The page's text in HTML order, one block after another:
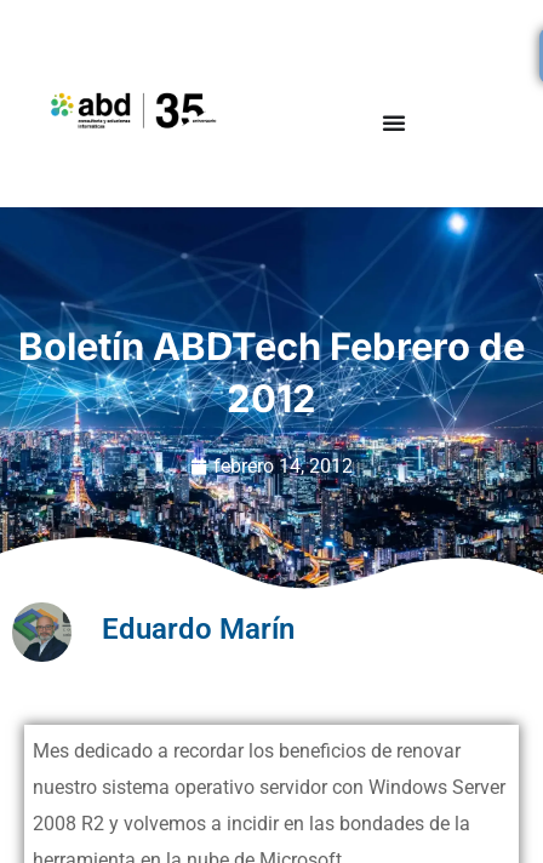
Boletín ABDTech Febrero de
2012
febrero 14, 2012
Eduardo Marín
Mes dedicado a recordar los beneficios de renovar
nuestro sistema operativo servidor con Windows Server
2008 R2 y volvemos a incidir en las bondades de la